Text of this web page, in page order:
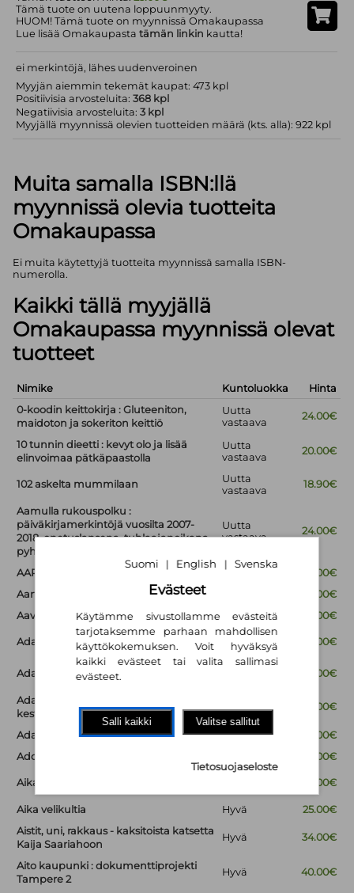
Tämä tuote on uutena loppuunmyyty.
HUOM! Tämä tuote on myynnissä Omakaupassa
Lue lisää Omakaupastatämän linkin kautta!
ei merkintöjä, lähes uudenveroinen
Myyjän aiemmin tekemät kaupat: 473 kpl
Positiivisia arvosteluita:368 kpl
Negatiivisia arvosteluita:3 kpl
Myyjällä myynnissä olevien tuotteiden määrä (kts. alla): 922 kpl
Muita samalla ISBN:llä
myynnissä olevia tuotteita
Omakaupassa
Ei muita käytettyjä tuotteita myynnissä samalla ISBN-
numerolla.
Kaikki tällä myyjällä
Omakaupassa myynnissä olevat
tuotteet
Nimike Kuntoluokka
Hinta
0-koodin keittokirja : Gluteeniton,
maidoton ja sokeriton keittiö
Uutta
vastaava
24.00€
10 tunnin dieetti : kevyt olo ja lisää
elinvoimaa pätkäpaastolla
Uutta
vastaava
20.00€
102 askelta mummilaan
Uutta
vastaava
18.90€
Aamulla rukouspolku :
päiväkirjamerkintöjä vuosilta 2007-
2018, opetuslapsena, tuhlaajapoikana,
pyhiinvaeltajana
Uutta
vastaava
24.00€
AAPISKUKKO Hyvä
18.00€
Aarteita ja muistoesineitä
14.00€
Aavesaaren arvoitus
Hyvä 18.00€
Ada Gootti ja hiiren haamu
Uutta
vastaava
34.00€
Ada Gootti ja Humisevan karju
Uutta
26.00€
Ada Gootti ja kuoloa kamalammat
kestit
vastaava
29.00€
Ada Gootti ja synkeä sinfonia Uusi
29.00€
Adoptiomatka
29.00€
Aika - Suuren mysteerin jäljillä 35.00€
Aika velikultia Hyvä
25.00€
Aistit, uni, rakkaus - kaksitoista katsetta
Kaija Saariahoon
Hyvä 34.00€
Aito kaupunki : dokumenttiprojekti
Tampere 2
Hyvä 40.00€
Suomi | English | Svenska
Evästeet
Käytämme sivustollamme evästeitä
tarjotaksemme parhaan mahdollisen
käyttökokemuksen. Voit hyväksyä
kaikki evästeet tai valita sallimasi
evästeet.
Salli kaikki Valitse sallitut
Tietosuojaseloste